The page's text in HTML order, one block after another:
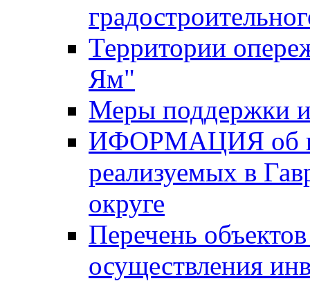
Территории
Ям"
Меры поддержки
ИФОРМАЦИЯ об
реализуемых в
округе
Перечень
осуществления